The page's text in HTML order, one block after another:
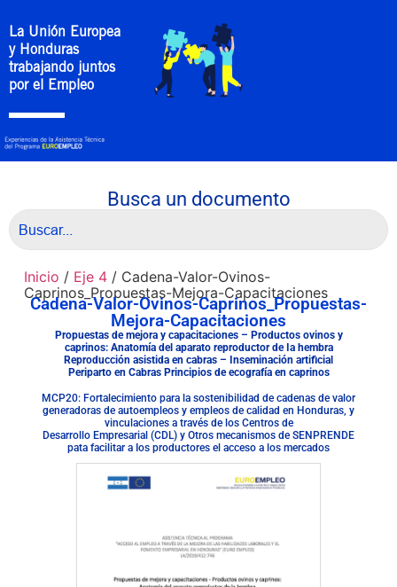
La Unión Europea
y Honduras
trabajando juntos
por el Empleo
Busca un documento
Inicio / Eje 4/ Cadena-Valor-Ovinos-
Caprinos_Propuestas-Mejora-Capacitaciones
Cadena-Valor-Ovinos-Caprinos_Propuestas-
Mejora-Capacitaciones
Propuestas de mejora y capacitaciones – Productos ovinos y
caprinos: Anatomía del aparato reproductor de Ia hembra
Reproducción asistida en cabras – Inseminación artificial
Periparto en Cabras Principios de ecografía en caprinos
MCP20: Fortalecimiento para la sostenibilidad de cadenas de valor
generadoras de autoempleos y empleos de calidad en Honduras, y
vinculaciones a través de los Centros de
Desarrollo Empresarial (CDL) y Otros mecanismos de SENPRENDE
pata facilitar a Ios productores el acceso a los mercados